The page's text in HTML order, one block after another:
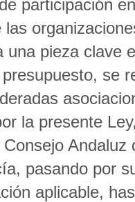
participación
una pieza clave
se
la presente
pasando por
aplicable,